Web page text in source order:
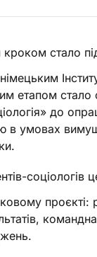
стало
етапом стало
до
в умовах
проєкті: